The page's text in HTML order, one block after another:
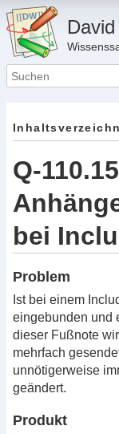
Q-
bei
Problem
Ist bei einem
eingebunden und
dieser Fußnote
mehrfach
unnötigerweise
geändert.
Produkt